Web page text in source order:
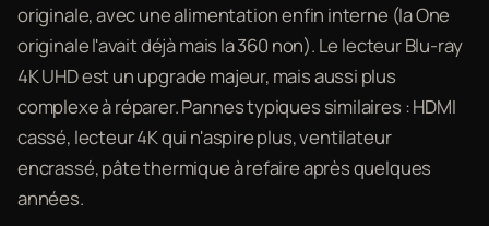
originale, avec une alimentation enfin interne (la One
originale l'avait déjà mais la 360 non). Le lecteur Blu-ray
4K UHD est un upgrade majeur, mais aussi plus
complexe à réparer. Pannes typiques similaires : HDMI
cassé, lecteur 4K qui n'aspire plus, ventilateur
encrassé, pâte thermique à refaire après quelques
années.